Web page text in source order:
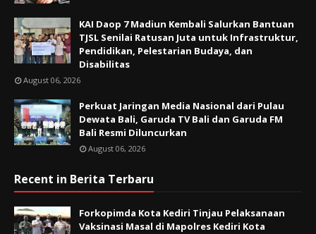
KAI Daop 7 Madiun Kembali Salurkan Bantuan
TJSL Senilai Ratusan Juta untuk Infrastruktur,
Pendidikan, Pelestarian Budaya, dan
Disabilitas
August 06, 2026
Perkuat Jaringan Media Nasional dari Pulau
Dewata Bali, Garuda TV Bali dan Garuda FM
Bali Resmi Diluncurkan
August 06, 2026
Recent in Berita Terbaru
Forkopimda Kota Kediri Tinjau Pelaksanaan
Vaksinasi Masal di Mapolres Kediri Kota